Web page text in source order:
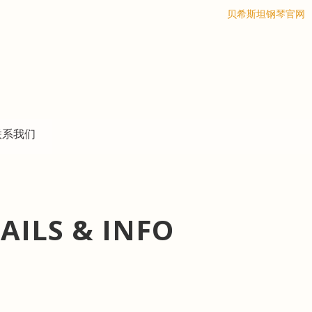
搜索贝希斯坦钢琴官网
我们
& INFO